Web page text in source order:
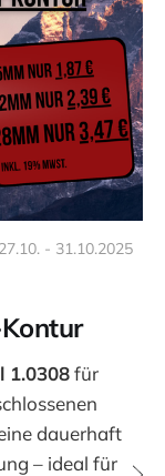
- 31.10.2025
1.0308für
dauerhaft
– ideal für